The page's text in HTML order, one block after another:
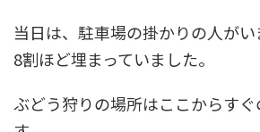
当日は、駐車場の掛かりの人がい
8割ほど埋まっていました。
ぶどう狩りの場所はここからす